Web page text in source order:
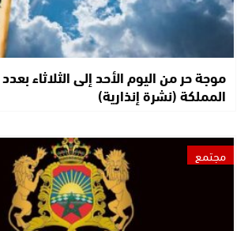
موجة حر من اليوم الأحد إلى الثلاثاء
المملكة (نشرة إنذارية)
مجتمع